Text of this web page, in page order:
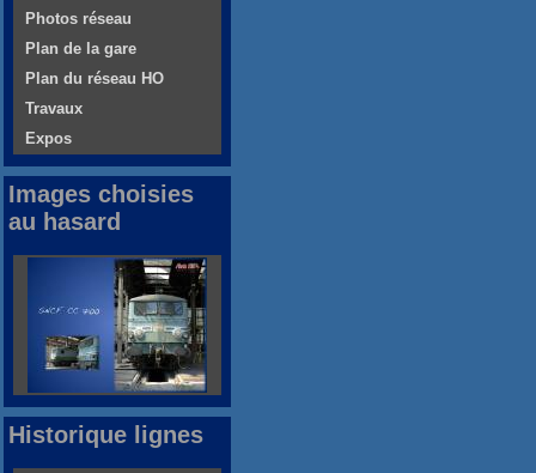
Photos réseau
Plan de la gare
Plan du réseau HO
Travaux
Expos
Images choisies
au hasard
Historique lignes